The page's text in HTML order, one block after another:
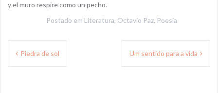
y el muro respire como un pecho.
Postado em Literatura, Octavio Paz, Poesia
Navegação
Piedra de sol Um sentido para a vida